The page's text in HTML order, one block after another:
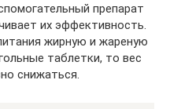
препарат
их эффективность.
жирную и жареную
таблетки, то вес
снижаться.